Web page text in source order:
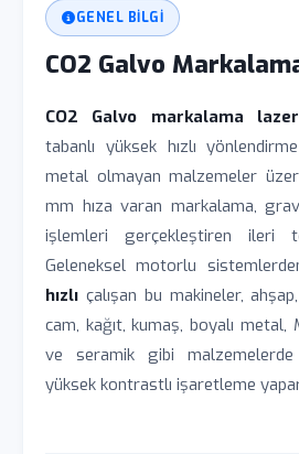
GENEL BILGI
CO2 Galvo
CO2 Galvo markalama
tabanlı yüksek hızlı
metal olmayan malzemeler
mm hıza varan markalama,
işlemleri gerçekleştiren ileri
Geleneksel motorlu
hızlı çalışan bu makineler,
cam, kağıt, kumaş, boyalı
ve seramik gibi malzemelerde
yüksek kontrastlı işaretleme